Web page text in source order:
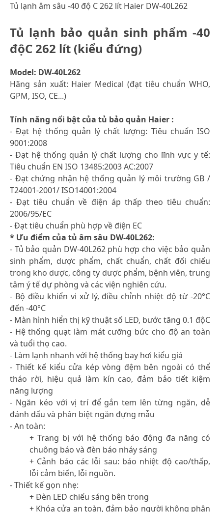
Tủ lạnh âm sâu -40 độ C 262 lít Haier DW-40L262
Tủ lạnh bảo quản sinh phẩm -40
độC 262 lít (kiểu đứng)
Model: DW-40L262
Hãng sản xuất: Haier Medical (đạt tiêu chuẩn WHO,
GPM, ISO, CE...)
Tính năng nổi bật của tủ bảo quản Haier :
- Đạt hệ thống quản lý chất lượng: Tiêu chuẩn ISO
9001:2008
- Đạt hệ thống quản lý chất lượng cho lĩnh vực y tế:
Tiêu chuẩn EN ISO 13485:2003 AC:2007
- Đạt chứng nhận hệ thống quản lý môi trường GB /
T24001-2001/ ISO14001:2004
- Đạt tiêu chuẩn về điện áp thấp theo tiêu chuẩn:
2006/95/EC
- Đạt tiêu chuẩn phù hợp về điện EC
* Ưu điểm của tủ âm sâu DW-40L262:
- Tủ bảo quản DW-40L262 phù hợp cho việc bảo quản
sinh phẩm, dược phẩm, chất chuẩn, chất đối chiếu
trong kho dược, công ty dược phẩm, bệnh viên, trung
tâm ý tế dự phòng và các viện nghiên cứu.
- Bộ điều khiển vi xử lý, điều chỉnh nhiệt độ từ -20°C
đến -40°C
- Màn hình hiển thị kỹ thuật số LED, bước tăng 0.1 độC
- Hệ thống quạt làm mát cưỡng bức cho độ an toàn
và tuổi thọ cao.
- Làm lạnh nhanh với hệ thống bay hơi kiểu giá
- Thiết kế kiểu cửa kép vòng đệm bên ngoài có thể
tháo rời, hiệu quả làm kín cao, đảm bảo tiết kiệm
năng lượng
- Ngăn kéo với vị trí để gắn tem lên từng ngăn, dễ
đánh dấu và phân biệt ngăn đựng mẫu
- An toàn:
+ Trang bị với hệ thống báo động đa năng có
chuông báo và đèn báo nháy sáng
+ Cảnh báo các lỗi sau: báo nhiệt độ cao/thấp,
lỗi cảm biến, lỗi nguồn.
- Thiết kế gọn nhẹ:
+ Đèn LED chiếu sáng bên trong
+ Khóa cửa an toàn, đảm bảo người không phận